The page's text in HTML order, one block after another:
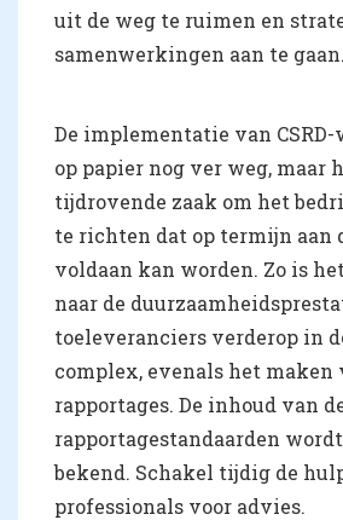
uit de weg te ruimen en
samenwerkingen aan te gaan.
De implementatie van
op papier nog ver weg, maar
tijdrovende zaak om het
te richten dat op termijn aan
voldaan kan worden. Zo is
naar de
toeleveranciers verderop in
complex, evenals het maken
rapportages. De inhoud van
rapportagestandaarden
bekend. Schakel tijdig de
professionals voor advies.